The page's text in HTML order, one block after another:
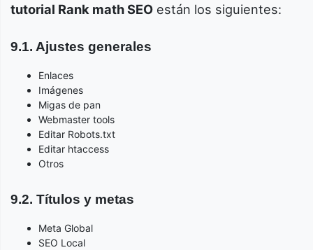
tutorial Rank math SEO están los siguientes:
9.1. Ajustes generales
Enlaces
Imágenes
Migas de pan
Webmaster tools
Editar Robots.txt
Editar htaccess
Otros
9.2. Títulos y metas
Meta Global
SEO Local